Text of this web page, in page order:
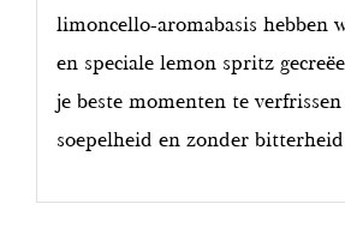
limoncello-aromabasis hebben
en speciale lemon spritz
je beste momenten te
soepelheid en zonder